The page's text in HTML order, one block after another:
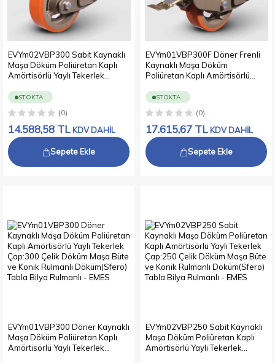
EVYm02VBP300 Sabit Kaynaklı
Maşa Döküm Poliüretan Kaplı
Amörtisörlü Yaylı Tekerlek
ve Konik Rulmanlı Döküm(Sfero)
Tabla Bilya Rulmanlı
STOKTA
(0)
14.588,58 TL KDV DAHİL
Sepete Ekle
EVYm01VBP300F Döner Frenli
Kaynaklı Maşa Döküm
Poliüretan Kaplı Amörtisörlü
Döküm Maşa Büte ve Konik
Rulmanlı Döküm(Sfero) Tabla
Bilya Rulmanlı
STOKTA
(0)
17.615,67 TL KDV DAHİL
Sepete Ekle
EVYm01VBP300 Döner Kaynaklı
Maşa Döküm Poliüretan Kaplı
Amörtisörlü Yaylı Tekerlek
EVYm02VBP250 Sabit Kaynaklı
Maşa Döküm Poliüretan Kaplı
Amörtisörlü Yaylı Tekerlek